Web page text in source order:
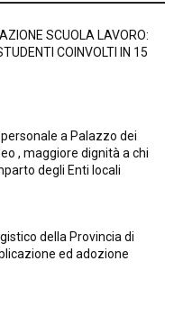
SCUOLA LAVORO:
COINVOLTI IN 15
a Palazzo dei
, maggiore dignità a chi
degli Enti locali
della Provincia di
ed adozione